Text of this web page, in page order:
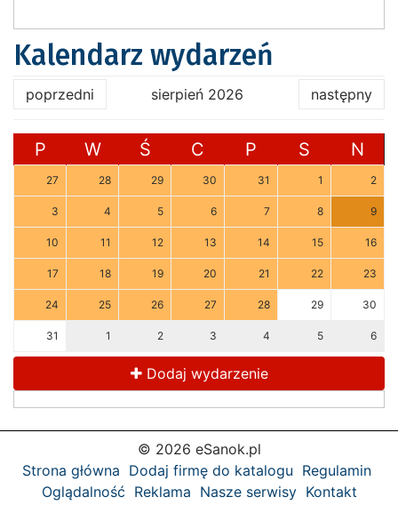
Kalendarz wydarzeń
poprzedni sierpień 2026 następny
P W Ś C P S N
27 28 29 30 31 1 2
3 4 5 6 7 8 9
10 11 12 13 14 15 16
17 18 19 20 21 22 23
24 25 26 27 28 29 30
31 1 2 3 4 5 6
Dodaj wydarzenie
© 2026 eSanok.pl
Strona główna Dodaj firmę do katalogu Regulamin
Oglądalność Reklama Nasze serwisy Kontakt